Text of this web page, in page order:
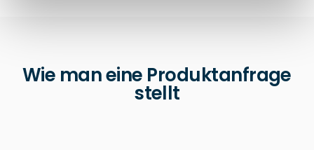
Wie man eine Produktanfrage
stellt